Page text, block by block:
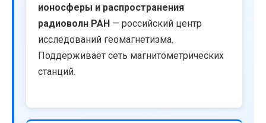
ионосферы и распространения
радиоволн РАН — российский центр
исследований геомагнетизма.
Поддерживает сеть магнитометрических
станций.